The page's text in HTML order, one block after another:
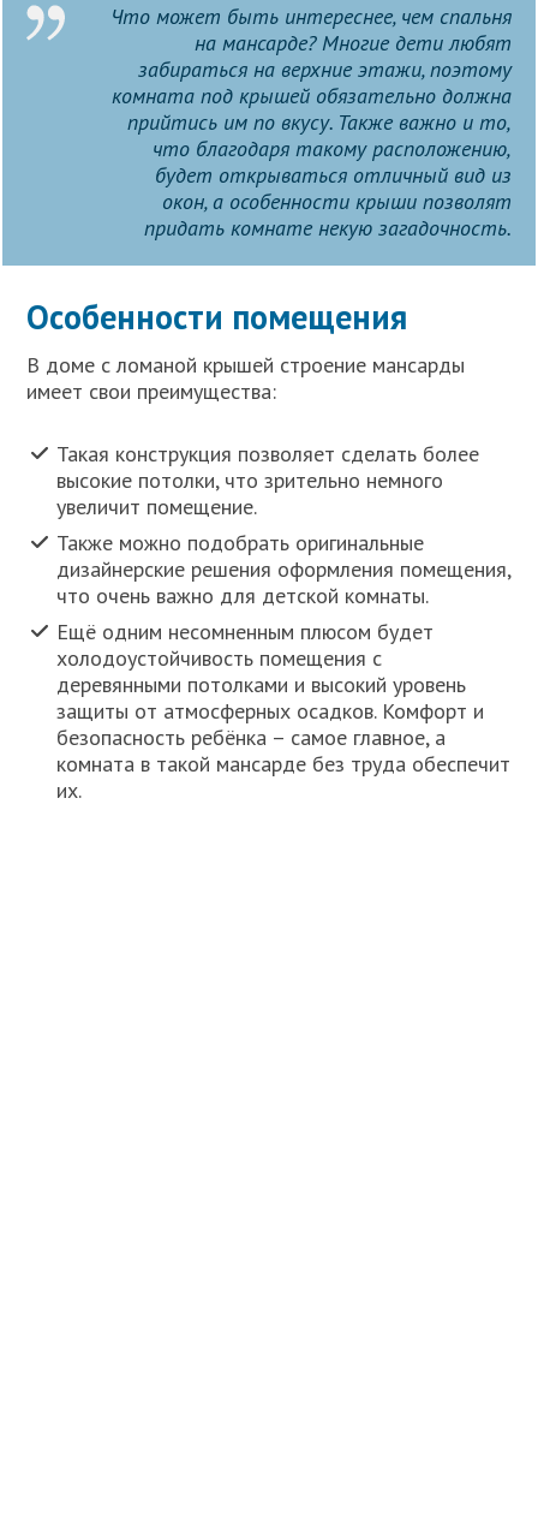
Что может быть интереснее, чем спальня
на мансарде? Многие дети любят
забираться на верхние этажи, поэтому
комната под крышей обязательно должна
прийтись им по вкусу. Также важно и то,
что благодаря такому расположению,
будет открываться отличный вид из
окон, а особенности крыши позволят
придать комнате некую загадочность.
Особенности помещения
В доме с ломаной крышей строение мансарды
имеет свои преимущества:
Такая конструкция позволяет сделать более
высокие потолки, что зрительно немного
увеличит помещение.
Также можно подобрать оригинальные
дизайнерские решения оформления помещения,
что очень важно для детской комнаты.
Ещё одним несомненным плюсом будет
холодоустойчивость помещения с
деревянными потолками и высокий уровень
защиты от атмосферных осадков. Комфорт и
безопасность ребёнка – самое главное, а
комната в такой мансарде без труда обеспечит
их.